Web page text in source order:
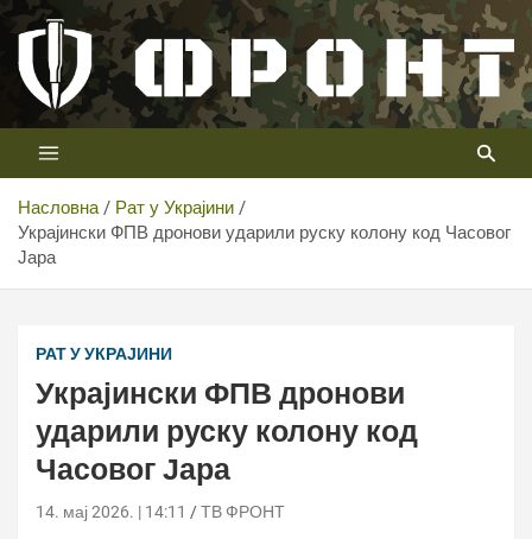
Скип
цонтент
Телевизија ФРОНТ
Први војни канал у Србији
Насловна
Рат у Украјини
Украјински ФПВ дронови ударили руску колону код Часовог
Јара
РАТ У УКРАЈИНИ
Украјински ФПВ дронови
ударили руску колону код
Часовог Јара
14. мај 2026. | 14:11 ТВ ФРОНТ